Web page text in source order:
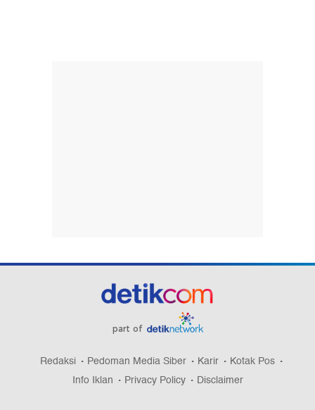
part of
Redaksi Pedoman Media Siber Karir
Kotak Pos
Info Iklan
Privacy Policy Disclaimer